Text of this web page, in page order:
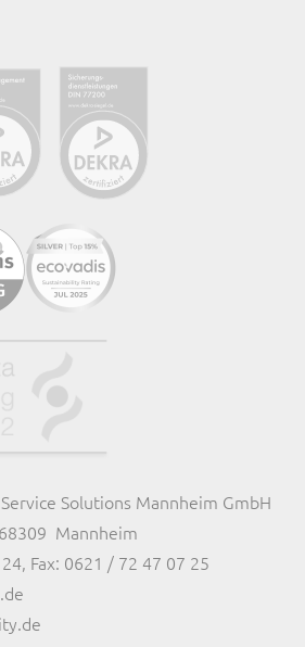
Solutions Mannheim GmbH
Mannheim
Fax: 0621 / 72 47 07 25